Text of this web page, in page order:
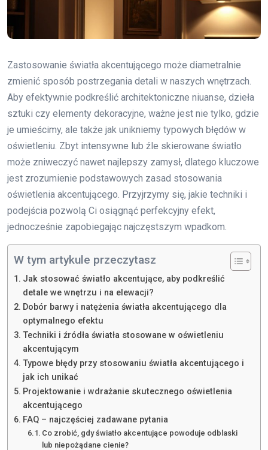
Zastosowanie światła akcentującego może diametralnie
zmienić sposób postrzegania detali w naszych wnętrzach.
Aby efektywnie podkreślić architektoniczne niuanse, dzieła
sztuki czy elementy dekoracyjne, ważne jest nie tylko, gdzie
je umieścimy, ale także jak unikniemy typowych błędów w
oświetleniu. Zbyt intensywne lub źle skierowane światło
może zniweczyć nawet najlepszy zamysł, dlatego kluczowe
jest zrozumienie podstawowych zasad stosowania
oświetlenia akcentującego. Przyjrzymy się, jakie techniki i
podejścia pozwolą Ci osiągnąć perfekcyjny efekt,
jednocześnie zapobiegając najczęstszym wpadkom.
W tym artykule przeczytasz
Jak stosować światło akcentujące, aby podkreślić
detale we wnętrzu i na elewacji?
Dobór barwy i natężenia światła akcentującego dla
optymalnego efektu
Techniki i źródła światła stosowane w oświetleniu
akcentującym
Typowe błędy przy stosowaniu światła akcentującego i
jak ich unikać
Projektowanie i wdrażanie skutecznego oświetlenia
akcentującego
FAQ – najczęściej zadawane pytania
Co zrobić, gdy światło akcentujące powoduje odblaski
lub niepożądane cienie?